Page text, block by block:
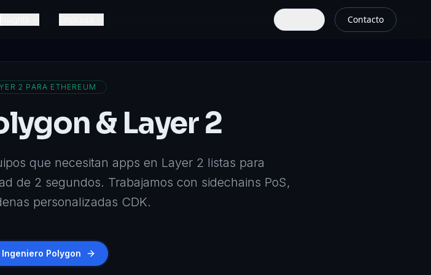
Contacto
2 PARA ETHEREUM
& Layer 2
que necesitan apps en Layer 2 listas para
de 2 segundos. Trabajamos con sidechains PoS,
personalizadas CDK.
Polygon